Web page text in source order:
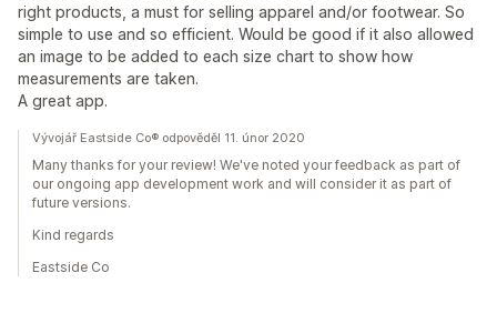
right products, a must for selling apparel and/or footwear. So
simple to use and so efficient. Would be good if it also allowed
an image to be added to each size chart to show how
measurements are taken.
A great app.
Vývojář Eastside Co® odpověděl 11. únor 2020
Many thanks for your review! We've noted your feedback as part of
our ongoing app development work and will consider it as part of
future versions.
Kind regards
Eastside Co